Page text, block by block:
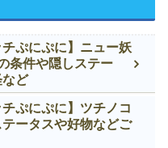
チぷにぷに】ニュー妖
条件や隠しステー
など
チぷにぷに】ツチノコ
ータスや好物などご